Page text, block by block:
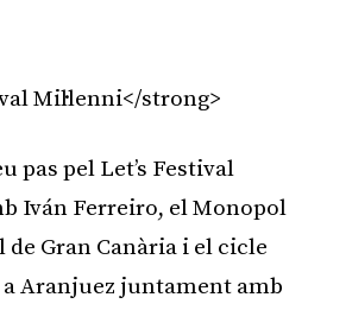
Mil·lenni</strong>
pas pel Let’s Festival
Iván Ferreiro, el Monopol
Gran Canària i el cicle
a Aranjuez juntament amb